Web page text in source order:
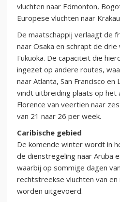
vluchten naar Edmonton,
Europese vluchten naar
De maatschappij verlaagt de
naar Osaka en schrapt de
Fukuoka. De capaciteit die
ingezet op andere routes,
naar Atlanta, San Francisco en
vindt uitbreiding plaats op het
Florence van veertien naar
van 21 naar 26 per week.
Caribische gebied
De komende winter wordt in
de dienstregeling naar Aruba
waarbij op sommige dagen
rechtstreekse vluchten van en
worden uitgevoerd.